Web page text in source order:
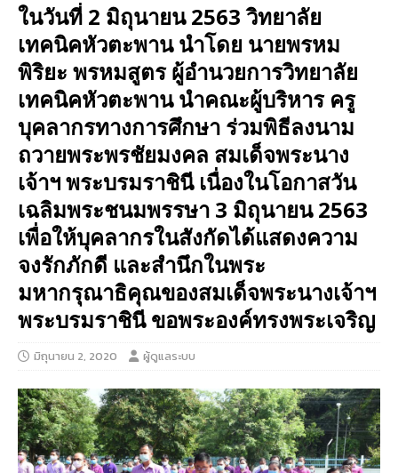
ในวันที่ 2 มิถุนายน 2563 วิทยาลัย
เทคนิคหัวตะพาน นำโดย นายพรหม
พิริยะ พรหมสูตร ผู้อำนวยการวิทยาลัย
เทคนิคหัวตะพาน นำคณะผู้บริหาร ครู
บุคลากรทางการศึกษา ร่วมพิธีลงนาม
ถวายพระพรชัยมงคล สมเด็จพระนาง
เจ้าฯ พระบรมราชินี เนื่องในโอกาสวัน
เฉลิมพระชนมพรรษา 3 มิถุนายน 2563
เพื่อให้บุคลากรในสังกัดได้แสดงความ
จงรักภักดี และสำนึกในพระ
มหากรุณาธิคุณของสมเด็จพระนางเจ้าฯ
พระบรมราชินี ขอพระองค์ทรงพระเจริญ
มิถุนายน 2, 2020 ผู้ดูแลระบบ